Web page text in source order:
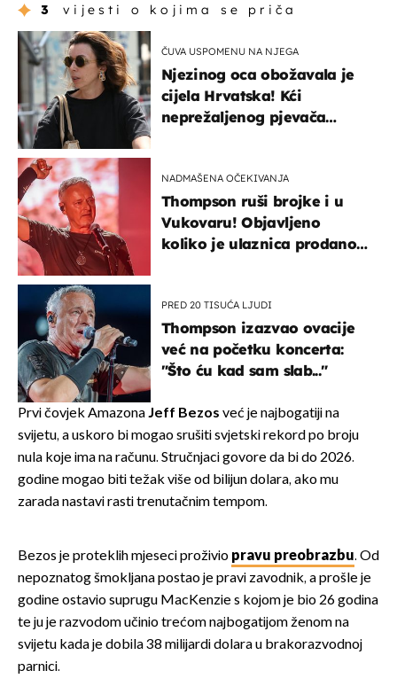
3 vijesti o kojima se priča
ČUVA USPOMENU NA NJEGA
Njezinog oca obožavala je
cijela Hrvatska! Kći
neprežaljenog pjevača
NADMAŠENA OČEKIVANJA
Thompson ruši brojke i u
Vukovaru! Objavljeno
koliko je ulaznica prodano
PRED 20 TISUĆA LJUDI
Thompson izazvao ovacije
već na početku koncerta:
"Što ću kad sam slab..."
Prvi čovjek AmazonaJeff Bezos već je najbogatiji na
svijetu, a uskoro bi mogao srušiti svjetski rekord po broju
nula koje ima na računu. Stručnjaci govore da bi do 2026.
godine mogao biti težak više od bilijun dolara, ako mu
zarada nastavi rasti trenutačnim tempom.
Bezos je proteklih mjeseci proživio pravu preobrazbu. Od
nepoznatog šmokljana postao je pravi zavodnik, a prošle je
godine ostavio suprugu MacKenzie s kojom je bio 26 godina
te ju je razvodom učinio trećom najbogatijom ženom na
svijetu kada je dobila 38 milijardi dolara u brakorazvodnoj
parnici.